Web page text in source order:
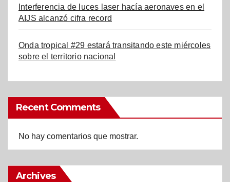
Interferencia de luces laser hacía aeronaves en el
AIJS alcanzó cifra record
Onda tropical #29 estará transitando este miércoles
sobre el territorio nacional
Recent Comments
No hay comentarios que mostrar.
Archives